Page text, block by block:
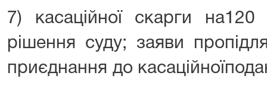
7) касаційної скарги на
рішення суду; заяви про
приєднання до касаційної
120